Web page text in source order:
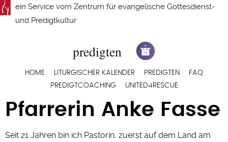
Direkt
zum
ein Service vom Zentrum für evangelische Gottesdienst-
und Predigtkultur
Hauptnavigation
HOME LITURGISCHER KALENDER PREDIGTEN
FAQ
PREDIGTCOACHING
UNITED4RESCUE
Pfarrerin Anke Fasse
Seit 21 Jahren bin ich Pastorin, zuerst auf dem Land am